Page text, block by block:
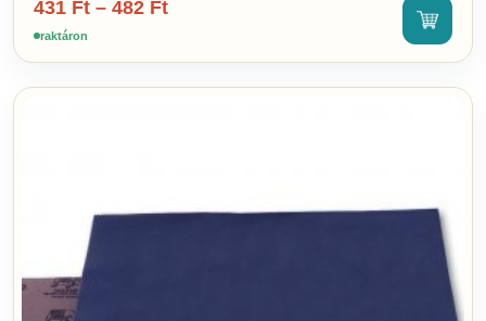
431 Ft – 482 Ft
raktáron